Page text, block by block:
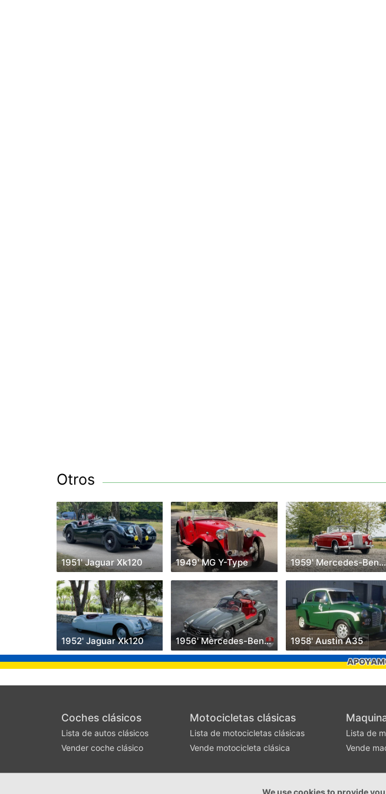
Otros
1951' Jaguar Xk120 1949' MG Y-Type 1959' Mercedes-Benz 200
1952' Jaguar Xk120 1956' Mercedes-Benz 300SL 1958' Austin A35
Coches clásicos
Lista de autos clásicos
Vender coche clásico
Motocicletas clásicas
Lista de motocicletas clásicas
Vende motocicleta clásica
Lista de
Vende
We use cookies to provide